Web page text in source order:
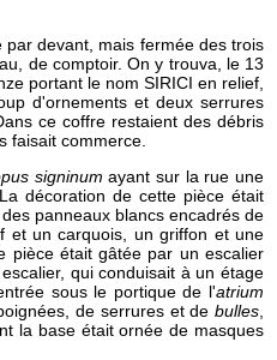
par devant, mais fermée des trois
de comptoir. On y trouva, le 13
portant le nom SIRICI en relief,
d'ornements et deux serrures
ce coffre restaient des débris
faisait commerce.
signinum ayant sur la rue une
décoration de cette pièce était
panneaux blancs encadrés de
et un carquois, un griffon et une
pièce était gâtée par un escalier
qui conduisait à un étage
sous le portique de l'atrium
de serrures et debulles
la base était ornée de masques